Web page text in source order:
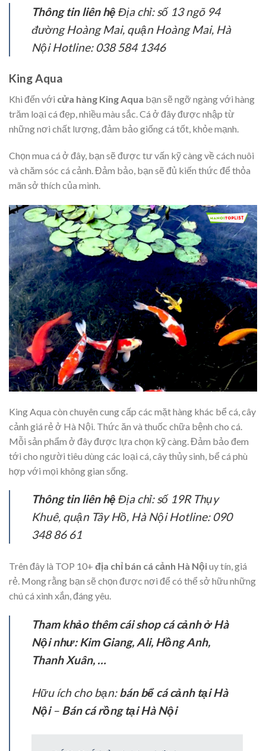
Thông tin liên hệ Địa chỉ: số 13 ngõ 94
đường Hoàng Mai, quận Hoàng Mai, Hà
Nội Hotline: 038 584 1346
King Aqua
Khi đến với cửa hàng King Aqua bạn sẽ ngỡ ngàng với hàng
trăm loại cá đẹp, nhiều màu sắc. Cá ở đây được nhập từ
những nơi chất lượng, đảm bảo giống cá tốt, khỏe mạnh.
Chọn mua cá ở đây, bạn sẽ được tư vấn kỹ càng về cách nuôi
và chăm sóc cá cảnh. Đảm bảo, bạn sẽ đủ kiến thức để thỏa
mãn sở thích của mình.
King Aqua còn chuyên cung cấp các mặt hàng khác bể cá, cây
cảnh giá rẻ ở Hà Nội. Thức ăn và thuốc chữa bệnh cho cá.
Mỗi sản phẩm ở đây được lựa chọn kỹ càng. Đảm bảo đem
tới cho người tiêu dùng các loại cá, cây thủy sinh, bể cá phù
hợp với mọi không gian sống.
Thông tin liên hệ Địa chỉ: số 19R Thụy
Khuê, quận Tây Hồ, Hà Nội Hotline: 090
348 86 61
Trên đây là TOP 10+ địa chỉ bán cá cảnh Hà Nộiuy tín, giá
rẻ. Mong rằng bạn sẽ chọn được nơi để có thể sở hữu những
chú cá xinh xắn, đáng yêu.
Tham khảo thêm cái shop cá cảnh ở Hà
Nội như: Kim Giang, Ali, Hồng Anh,
Thanh Xuân, …
Hữu ích cho bạn:bán bể cá cảnh tại Hà
Nội– Bán cá rồng tại Hà Nội